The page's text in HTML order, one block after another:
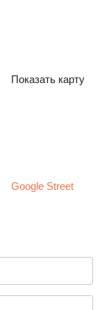
Показать карту
Google Street